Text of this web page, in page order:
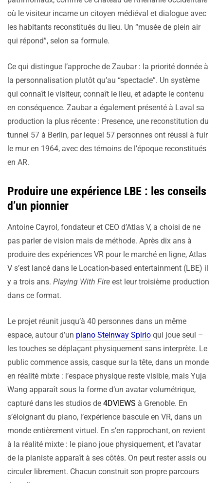
où le visiteur incarne un citoyen médiéval et dialogue avec
les habitants reconstitués du lieu. Un “musée de plein air
qui répond”, selon sa formule.
Ce qui distingue l’approche de Zaubar : la priorité donnée à
la personnalisation plutôt qu’au “spectacle”. Un système
qui connaît le visiteur, connaît le lieu, et adapte le contenu
en conséquence. Zaubar a également présenté à Laval sa
production la plus récente : Presence, une reconstitution du
tunnel 57 à Berlin, par lequel 57 personnes ont réussi à fuir
le mur en 1964, avec des témoins de l’époque reconstitués
en AR.
Produire une expérience LBE : les conseils
d’un pionnier
Antoine Cayrol, fondateur et CEO d’Atlas V, a choisi de ne
pas parler de vision mais de méthode. Après dix ans à
produire des expériences VR pour le marché en ligne, Atlas
V s’est lancé dans le Location-based entertainment (LBE) il
y a trois ans. Playing With Fire est leur troisième production
dans ce format.
Le projet réunit jusqu’à 40 personnes dans un même
espace, autour d’un piano Steinway Spirio qui joue seul –
les touches se déplaçant physiquement sans interprète. Le
public commence assis, casque sur la tête, dans un monde
en réalité mixte : l’espace physique reste visible, mais Yuja
Wang apparaît sous la forme d’un avatar volumétrique,
capturé dans les studios de 4DVIEWS à Grenoble. En
s’éloignant du piano, l’expérience bascule en VR, dans un
monde entièrement virtuel. En s’en rapprochant, on revient
à la réalité mixte : le piano joue physiquement, et l’avatar
de la pianiste apparaît à ses côtés. On peut rester assis ou
circuler librement. Chacun construit son propre parcours